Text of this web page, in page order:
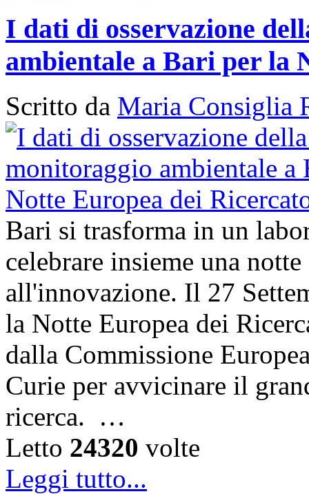
I dati di osservazione
ambientale a Bari per la
Scritto da Maria Consiglia
Bari si trasforma in un
celebrare insieme una
all'innovazione. Il 27
la Notte Europea dei
dalla Commissione
Curie per avvicinare il
ricerca. …
Letto 24320 volte
Leggi tutto...